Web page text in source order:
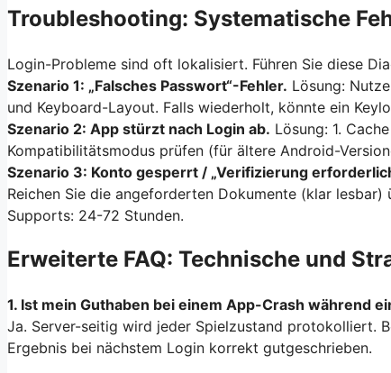
Troubleshooting: Systematische
Login-Probleme sind oft lokalisiert. Führen Sie diese
Szenario 1: „Falsches Passwort“-Fehler. Lösung:
und Keyboard-Layout. Falls wiederholt, könnte ein
Szenario 2: App stürzt nach Login ab. Lösung: 1.
Kompatibilitätsmodus prüfen (für ältere Android-
Szenario 3: Konto gesperrt / „Verifizierung
Reichen Sie die angeforderten Dokumente (klar
Supports: 24-72 Stunden.
Erweiterte FAQ: Technische und
1. Ist mein Guthaben bei einem App-Crash während
Ja. Server-seitig wird jeder Spielzustand protokolliert.
Ergebnis bei nächstem Login korrekt gutgeschrieben.